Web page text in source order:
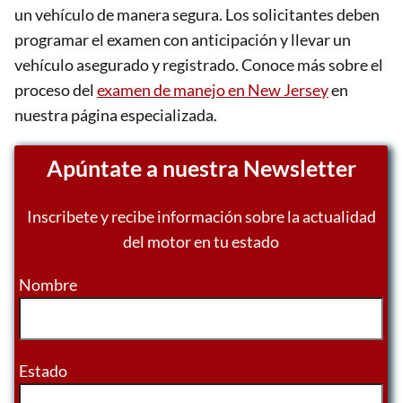
un vehículo de manera segura. Los solicitantes deben
programar el examen con anticipación y llevar un
vehículo asegurado y registrado. Conoce más sobre el
proceso del examen de manejo en New Jerseyen
nuestra página especializada.
Apúntate a nuestra Newsletter
Inscribete y recibe información sobre la actualidad
del motor en tu estado
Nombre
Estado